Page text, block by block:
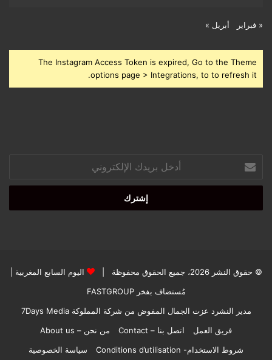
« فبراير أبريل »
The Instagram Access Token is expired, Go to the Theme
options page > Integrations, to to refresh it.
بريدك
الإلكتروني
© حقوق النشر 2026، جميع الحقوق محفوظة | اليوم السابع المغربية
مُستضاف بفخرFASTGROUP
مدير النشرد عزت الجمال المفوض من شركة المملوكة 7Days Media
فريق العمل
اتصل بنا – Contact
من نحن – About us
شروط الاستخدام- Conditions d’utilisation
سياسة الخصوصية